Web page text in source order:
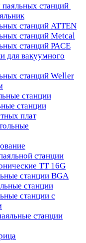
станций
станций ATTEN
станций Metcal
станций PACE
для вакуумного
станций Weller
станции
станции
плат
станции
TT 16G
станции BGA
станции
станции с
станции